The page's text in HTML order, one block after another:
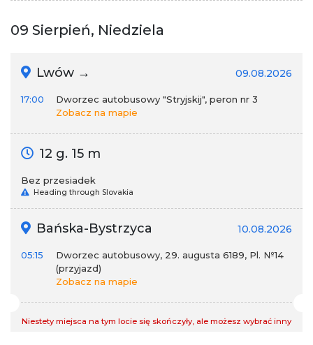
09 Sierpień, Niedziela
Lwów → 09.08.2026
17:00
Dworzec autobusowy "Stryjskij", peron nr 3
Zobacz na mapie
12 g. 15 m
Bez przesiadek
Heading through Slovakia
Bańska-Bystrzyca 10.08.2026
05:15
Dworzec autobusowy, 29. augusta 6189, Pl. №14
(przyjazd)
Zobacz na mapie
Niestety miejsca na tym locie się skończyły, ale możesz wybrać inny